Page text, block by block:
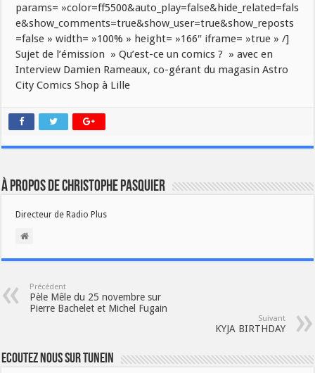
params= »color=ff5500&auto_play=false&hide_related=fals
e&show_comments=true&show_user=true&show_reposts
=false » width= »100% » height= »166″ iframe= »true » /]
Sujet de l’émission » Qu’est-ce un comics ? » avec en
Interview Damien Rameaux, co-gérant du magasin Astro
City Comics Shop à Lille
À propos de Christophe PASQUIER
Directeur de Radio Plus
Précédent
Pèle Mêle du 25 novembre sur
Pierre Bachelet et Michel Fugain
Suivant
KYJA BIRTHDAY
Ecoutez nous sur TuneIn